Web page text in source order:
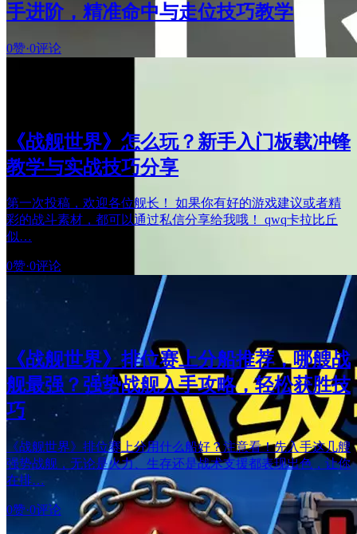
手进阶，精准命中与走位技巧教学
0赞·0评论
《战舰世界》怎么玩？新手入门板载冲锋
教学与实战技巧分享
第一次投稿，欢迎各位舰长！ 如果你有好的游戏建议或者精
彩的战斗素材，都可以通过私信分享给我哦！ qwq卡拉比丘
似…
0赞·0评论
《战舰世界》排位赛上分船推荐，哪艘战
舰最强？强势战舰入手攻略，轻松获胜技
巧
《战舰世界》排位赛上分用什么船好？注意看！先入手这几艘
强势战舰，无论是火力、生存还是战术支援都表现出色，让你
在排…
0赞·0评论